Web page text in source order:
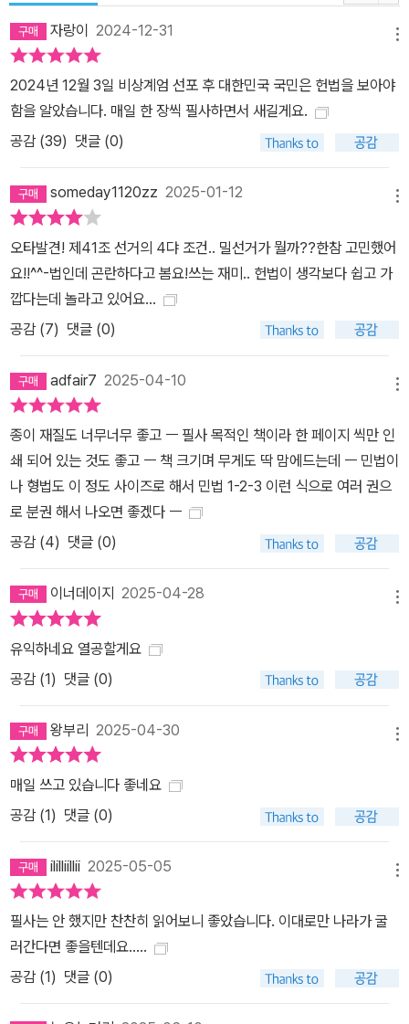
자랑이 2024-12-31
2024년 12월 3일 비상계엄 선포 후 대한민국 국민은 헌법을 보아야
함을 알았습니다. 매일 한 장씩 필사하면서 새길게요.
공감 (39) 댓글 (0)
someday1120zz 2025-01-12
오타발견! 제41조 선거의 4댜 조건.. 밀선거가 뭘까??한참 고민했어
요!!^^-법인데 곤란하다고 봄요!쓰는 재미.. 헌법이 생각보다 쉽고 가
깝다는데 놀라고 있어요…
공감 (7) 댓글 (0)
adfair7 2025-04-10
종이 재질도 너무너무 좋고 ㅡ 필사 목적인 책이라 한 페이지 씩만 인
쇄 되어 있는 것도 좋고 ㅡ 책 크기며 무게도 딱 맘에드는데 ㅡ 민법이
나 형법도 이 정도 사이즈로 해서 민법 1-2-3 이런 식으로 여러 권으
로 분권 해서 나오면 좋겠다 ㅡ
공감 (4) 댓글 (0)
이너데이지 2025-04-28
유익하네요 열공할게요
공감 (1) 댓글 (0)
왕부리 2025-04-30
매일 쓰고 있습니다 좋네요
공감 (1) 댓글 (0)
ililliillii 2025-05-05
필사는 안 했지만 찬찬히 읽어보니 좋았습니다. 이대로만 나라가 굴
러간다면 좋을텐데요.....
공감 (1) 댓글 (0)